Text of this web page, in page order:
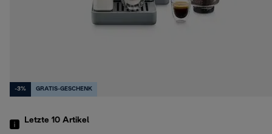
-3% GRATIS-GESCHENK
Letzte 10 Artikel